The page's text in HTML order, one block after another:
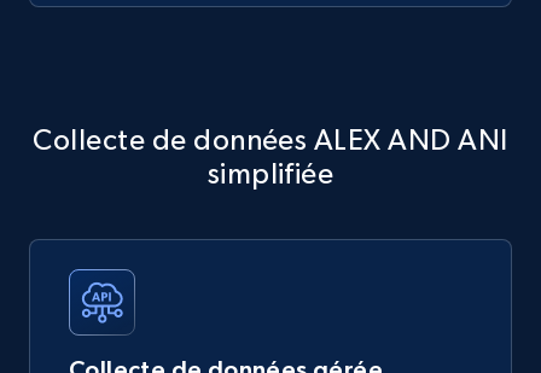
Collecte de données ALEX AND ANI
simplifiée